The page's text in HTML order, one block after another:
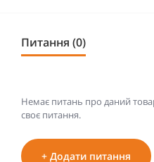
Питання (0)
Немає питань про даний
своє питання.
+ Додати питання